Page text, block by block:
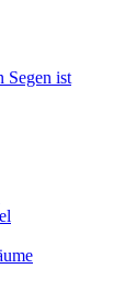
Segen ist